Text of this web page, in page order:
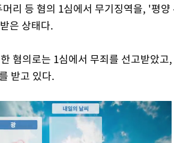
리 등 혐의 1심에서 무기징역을, '평
은 상태다.
혐의로는 1심에서 무죄를 선고받았고
받고 있다.